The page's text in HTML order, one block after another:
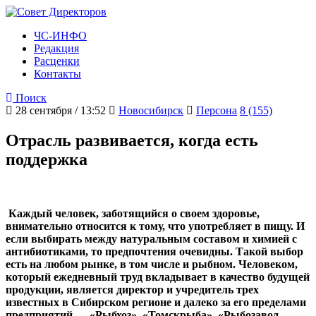
ЧС-ИНФО
Редакция
Расценки
Контакты
Поиск
28 сентября / 13:52
Новосибирск Персона 8 (155)
Отрасль развивается, когда есть
поддержка
Каждый человек, заботящийся о своем здоровье,
внимательно относится к тому, что употребляет в пищу. И
если выбирать между натуральным составом и химией с
антибиотиками, то предпочтения очевидны. Такой выбор
есть на любом рынке, в том числе и рыбном. Человеком,
который ежедневный труд вкладывает в качество будущей
продукции, является директор и учредитель трех
известных в Сибирском регионе и далеко за его пределами